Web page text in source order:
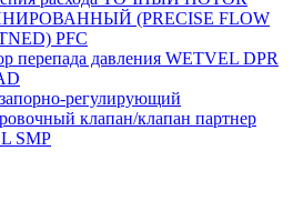
(PRECISE FLOW
PFC
перепада давления WETVEL DPR
регулирующий
клапан/клапан партнер
SMP